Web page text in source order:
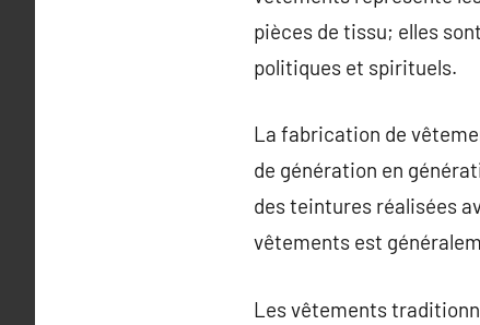
pièces de tissu; elles
politiques et spirituels.
La fabrication de
de génération en
des teintures réalisées
vêtements est
Les vêtements